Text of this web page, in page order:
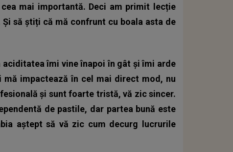
mai importantă. Deci am primit lecție
să știți că mă confrunt cu boala asta de
îmi vine înapoi în gât și îmi arde
impactează în cel mai direct mod, nu
și sunt foarte tristă, vă zic sincer.
de pastile, dar partea bună este
aștept să vă zic cum decurg lucrurile